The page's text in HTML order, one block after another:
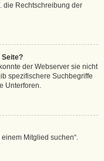
die Rechtschreibung der
Seite?
der Webserver sie nicht
spezifischere Suchbegriffe
Unterforen.
Mitglied suchen“.